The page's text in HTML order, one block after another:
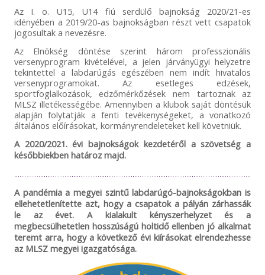
Az I. o. U15, U14 fiú serdülő bajnokság 2020/21-es
idényében a 2019/20-as bajnokságban részt vett csapatok
jogosultak a nevezésre.
Az Elnökség döntése szerint három professzionális
versenyprogram kivételével, a jelen járványügyi helyzetre
tekintettel a labdarúgás egészében nem indít hivatalos
versenyprogramokat. Az esetleges edzések,
sportfoglalkozások, edzőmérkőzések nem tartoznak az
MLSZ illetékességébe. Amennyiben a klubok saját döntésük
alapján folytatják a fenti tevékenységeket, a vonatkozó
általános előírásokat, kormányrendeleteket kell követniük.
A 2020/2021. évi bajnokságok kezdetéről a szövetség a
későbbiekben határoz majd.
A pandémia a megyei szintű labdarúgó-bajnokságokban is
ellehetetlenítette azt, hogy a csapatok a pályán zárhassák
le az évet. A kialakult kényszerhelyzet és a
megbecsülhetetlen hosszúságú holtidő ellenben jó alkalmat
teremt arra, hogy a következő évi kiírásokat elrendezhesse
az MLSZ megyei igazgatósága.